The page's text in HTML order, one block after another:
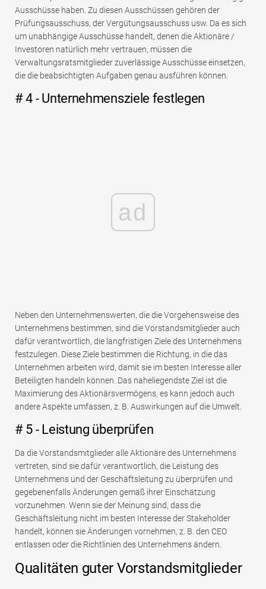
Ausschüsse haben. Zu diesen Ausschüssen gehören der
Prüfungsausschuss, der Vergütungsausschuss usw. Da es sich
um unabhängige Ausschüsse handelt, denen die Aktionäre /
Investoren natürlich mehr vertrauen, müssen die
Verwaltungsratsmitglieder zuverlässige Ausschüsse einsetzen,
die die beabsichtigten Aufgaben genau ausführen können.
# 4 - Unternehmensziele festlegen
ad
Neben den Unternehmenswerten, die die Vorgehensweise des
Unternehmens bestimmen, sind die Vorstandsmitglieder auch
dafür verantwortlich, die langfristigen Ziele des Unternehmens
festzulegen. Diese Ziele bestimmen die Richtung, in die das
Unternehmen arbeiten wird, damit sie im besten Interesse aller
Beteiligten handeln können. Das naheliegendste Ziel ist die
Maximierung des Aktionärsvermögens, es kann jedoch auch
andere Aspekte umfassen, z. B. Auswirkungen auf die Umwelt.
# 5 - Leistung überprüfen
Da die Vorstandsmitglieder alle Aktionäre des Unternehmens
vertreten, sind sie dafür verantwortlich, die Leistung des
Unternehmens und der Geschäftsleitung zu überprüfen und
gegebenenfalls Änderungen gemäß ihrer Einschätzung
vorzunehmen. Wenn sie der Meinung sind, dass die
Geschäftsleitung nicht im besten Interesse der Stakeholder
handelt, können sie Änderungen vornehmen, z. B. den CEO
entlassen oder die Richtlinien des Unternehmens ändern.
Qualitäten guter Vorstandsmitglieder